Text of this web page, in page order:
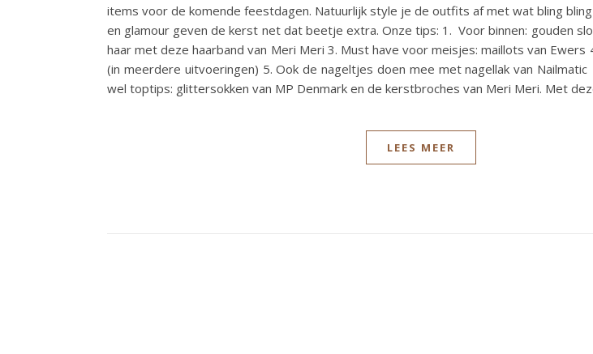
items voor de komende feestdagen. Natuurlijk style je de outfits af met wat bling
en glamour geven de kerst net dat beetje extra. Onze tips: 1. Voor binnen: gouden
haar met deze haarband van Meri Meri 3. Must have voor meisjes: maillots van Ewers
(in meerdere uitvoeringen) 5. Ook de nageltjes doen mee met nagellak van
wel toptips: glittersokken van MP Denmark en de kerstbroches van Meri Meri. Met
LEES MEER